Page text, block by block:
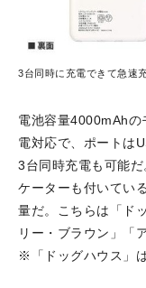
3台同時に充電できて急速
電池容量4000mAh
電対応で、ポートは
3台同時充電も可能
ケーターも付いてい
量だ。こちらは「ド
リー・ブラウン」「
※「ドッグハウス」